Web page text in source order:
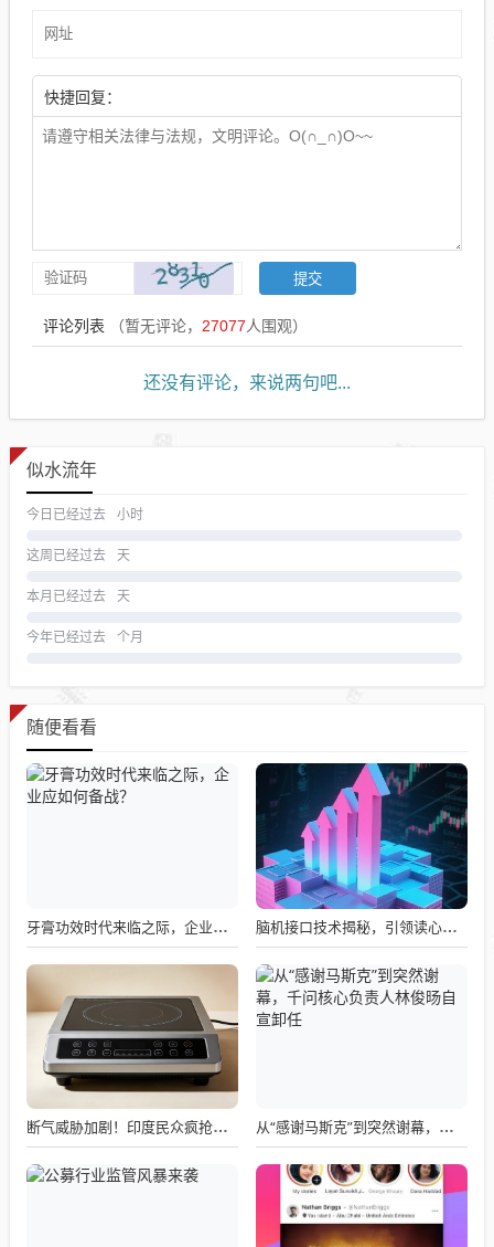
快捷回复：
评论列表 （暂无评论， 27077人围观）
还没有评论，来说两句吧...
似水流年
今日已经过去 小时
这周已经过去 天
本月已经过去 天
今年已经过去 个月
随便看看
牙膏功效时代来临之际，企业应如何备战？ 脑机接口技术揭秘，引领读心术革命的领跑者大盘点
断气威胁加剧！印度民众疯抢电磁炉 制造商将从中国空运部件 从“感谢马斯克”到突然谢幕，千问核心负责人林俊旸自宣卸任